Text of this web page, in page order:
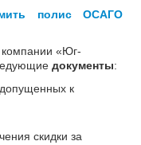
полис ОСАГО
«Юг-
документы:
к
скидки за